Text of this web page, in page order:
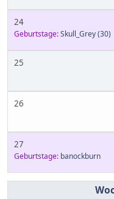
24
Geburtstage:Skull_Grey(30)
25
26
27
Geburtstage: banockburn